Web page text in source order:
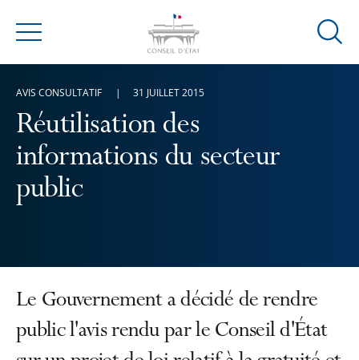
Menu
Ouvrir
Réutilisation des
informations du secteur
public
AVIS CONSULTATIF 31 JUILLET 2015
Le Gouvernement a décidé de rendre
public l'avis rendu par le Conseil d'État